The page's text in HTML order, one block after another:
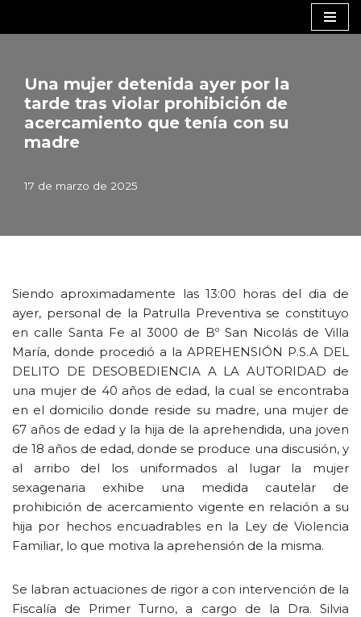
contenido
Una mujer detenida ayer por la
tarde tras violar prohibición de
acercamiento que tenía con su
madre
17 de marzo de 2025
Siendo aproximadamente las 13:00 horas del dia de
ayer, personal de la Patrulla Preventiva se constituyo
en calle Santa Fe al 3000 de Bº San Nicolás de Villa
María, donde procedió a la APREHENSIÓN P.S.A DEL
DELITO DE DESOBEDIENCIA A LA AUTORIDAD de
una mujer de 40 años de edad, la cual se encontraba
en el domicilio donde reside su madre, una mujer de
67 años de edad y la hija de la aprehendida, una joven
de 18 años de edad, donde se produce una discusión, y
al arribo del los uniformados al lugar la mujer
sexagenaria exhibe una medida cautelar de
prohibición de acercamiento vigente en relación a su
hija por hechos encuadrables en la Ley de Violencia
Familiar, lo que motiva la aprehensión de la misma.
Se labran actuaciones de rigor a con intervención de la
Fiscalía de Primer Turno, a cargo de la Dra. Silvia